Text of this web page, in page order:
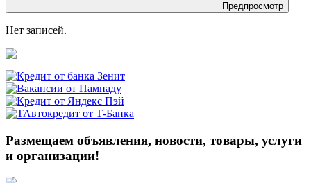
Предпросмотр
Нет записей.
Размещаем объявления, новости, товары, услуги
и организации!